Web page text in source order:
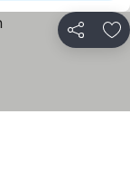
分享 加